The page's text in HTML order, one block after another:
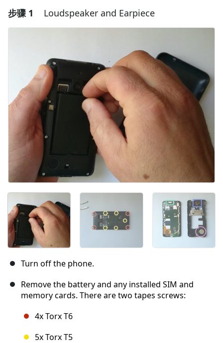
步骤 1 Loudspeaker and Earpiece
Turn off the phone.
Remove the battery and any installed SIM and
memory cards. There are two tapes screws:
4x Torx T6
5x Torx T5